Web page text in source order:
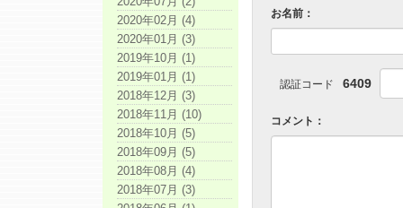
お名前：
認証コード 6409
コメント：
2020年02月 (4)
2020年01月 (3)
2019年10月 (1)
2019年01月 (1)
2018年12月 (3)
2018年11月 (10)
2018年10月 (5)
2018年09月 (5)
2018年08月 (4)
2018年07月 (3)